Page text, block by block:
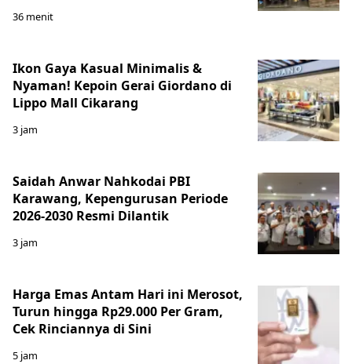
36 menit
Ikon Gaya Kasual Minimalis &
Nyaman! Kepoin Gerai Giordano di
Lippo Mall Cikarang
3 jam
Saidah Anwar Nahkodai PBI
Karawang, Kepengurusan Periode
2026-2030 Resmi Dilantik
3 jam
Harga Emas Antam Hari ini Merosot,
Turun hingga Rp29.000 Per Gram,
Cek Rinciannya di Sini
5 jam